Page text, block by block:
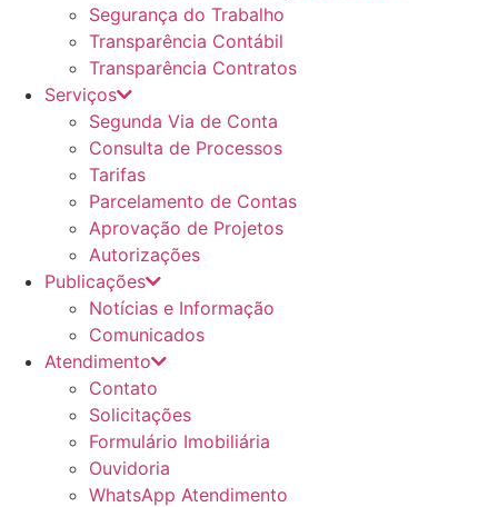
Segurança do Trabalho
Transparência Contábil
Transparência Contratos
Serviços
Segunda Via de Conta
Consulta de Processos
Tarifas
Parcelamento de Contas
Aprovação de Projetos
Autorizações
Publicações
Notícias e Informação
Comunicados
Atendimento
Contato
Solicitações
Formulário Imobiliária
Ouvidoria
WhatsApp Atendimento